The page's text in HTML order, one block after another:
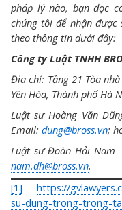
pháp lý nào, bạnđọc
chúng tôiđể nhận
theo thông tin dưới đây:
Công ty Luật TNHH
Địa chỉ: Tầng 21 Tòa
Yên Hòa, Thành phố Hà
Luật sư Hoàng Văn
Email: dung@bross.vn;
Luật sư Đoàn Hải Nam
nam.dh@bross.vn.
[1]
https://
su-dung-trong-trong-